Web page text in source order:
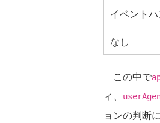
イベント
なし
この中で
ィ、
ョンの判断